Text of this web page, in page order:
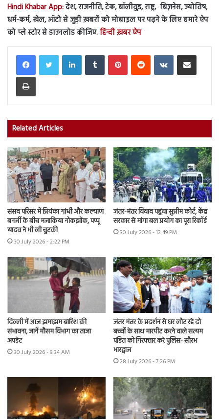
Hindi Khabar App:देश, राजनीति, टेक, बॉलीवुड, राष्ट्र, बिज़नेस, ज्योतिष,
धर्म-कर्म, खेल, ऑटो से जुड़ी ख़बरों को मोबाइल पर पढ़ने के लिए हमारे ऐप
को प्ले स्टोर से डाउनलोड कीजिए.हिन्दी ख़बर ऐप
LinkedInTumblr PinterestReddit VKontakteShare via Email
Print
Related Articles
संसद परिसर में प्रियंका गांधी और कल्याण
बनर्जी के बीच मजाकिया नोकझोंक, पप्पू
यादव ने भी ली चुटकी
30 July 2026 - 2:22 PM
जंतर-मंतर विवाद पहुंचा सुप्रीम कोर्ट, केंद्र
सरकार से मांगा बल प्रयोग का पूरा रिकॉर्ड
30 July 2026 - 12:49 PM
दिल्ली में आज झमाझम बारिश की
संभावना, जानें मौसम विभाग का ताजा
अपडेट
30 July 2026 - 9:34 AM
जंतर मंतर के प्रदर्शन से घर लौट रहे दो
बच्चों के साथ मारपीट करने वाले सत्यम
पंडित को गिरफ्तार करे पुलिस- सौरभ
भारद्वाज
28 July 2026 - 7:26 PM